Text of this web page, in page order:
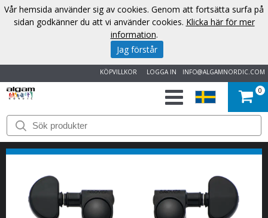
INFO@ALGAMNORDIC.COM
LOGGA IN
KÖPVILLKOR
START
VARUMÄRKEN
NYHETER
0
Vår hemsida använder sig av cookies. Genom att fortsätta surfa på
sidan godkänner du att vi använder cookies. Klicka här för mer
information.
Jag förstår